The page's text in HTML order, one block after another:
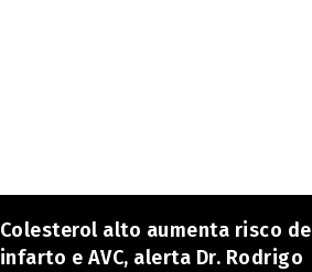
Colesterol alto aumenta risco de
infarto e AVC, alerta Dr. Rodrigo